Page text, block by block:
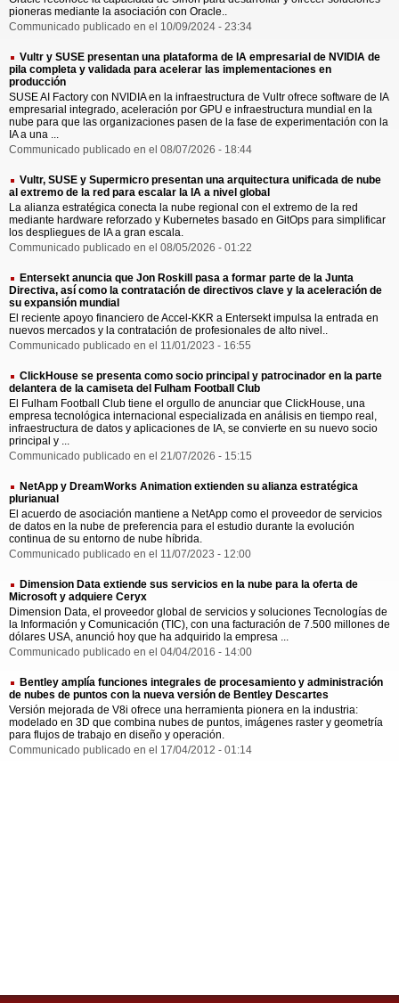
pioneras mediante la asociación con Oracle..
Communicado publicado en el 10/09/2024 - 23:34
Vultr y SUSE presentan una plataforma de IA empresarial de NVIDIA de
pila completa y validada para acelerar las implementaciones en
producción
SUSE AI Factory con NVIDIA en la infraestructura de Vultr ofrece software de IA
empresarial integrado, aceleración por GPU e infraestructura mundial en la
nube para que las organizaciones pasen de la fase de experimentación con la
IA a una ...
Communicado publicado en el 08/07/2026 - 18:44
Vultr, SUSE y Supermicro presentan una arquitectura unificada de nube
al extremo de la red para escalar la IA a nivel global
La alianza estratégica conecta la nube regional con el extremo de la red
mediante hardware reforzado y Kubernetes basado en GitOps para simplificar
los despliegues de IA a gran escala.
Communicado publicado en el 08/05/2026 - 01:22
Entersekt anuncia que Jon Roskill pasa a formar parte de la Junta
Directiva, así como la contratación de directivos clave y la aceleración de
su expansión mundial
El reciente apoyo financiero de Accel-KKR a Entersekt impulsa la entrada en
nuevos mercados y la contratación de profesionales de alto nivel..
Communicado publicado en el 11/01/2023 - 16:55
ClickHouse se presenta como socio principal y patrocinador en la parte
delantera de la camiseta del Fulham Football Club
El Fulham Football Club tiene el orgullo de anunciar que ClickHouse, una
empresa tecnológica internacional especializada en análisis en tiempo real,
infraestructura de datos y aplicaciones de IA, se convierte en su nuevo socio
principal y ...
Communicado publicado en el 21/07/2026 - 15:15
NetApp y DreamWorks Animation extienden su alianza estratégica
plurianual
El acuerdo de asociación mantiene a NetApp como el proveedor de servicios
de datos en la nube de preferencia para el estudio durante la evolución
continua de su entorno de nube híbrida.
Communicado publicado en el 11/07/2023 - 12:00
Dimension Data extiende sus servicios en la nube para la oferta de
Microsoft y adquiere Ceryx
Dimension Data, el proveedor global de servicios y soluciones Tecnologías de
la Información y Comunicación (TIC), con una facturación de 7.500 millones de
dólares USA, anunció hoy que ha adquirido la empresa ...
Communicado publicado en el 04/04/2016 - 14:00
Bentley amplía funciones integrales de procesamiento y administración
de nubes de puntos con la nueva versión de Bentley Descartes
Versión mejorada de V8i ofrece una herramienta pionera en la industria:
modelado en 3D que combina nubes de puntos, imágenes raster y geometría
para flujos de trabajo en diseño y operación.
Communicado publicado en el 17/04/2012 - 01:14